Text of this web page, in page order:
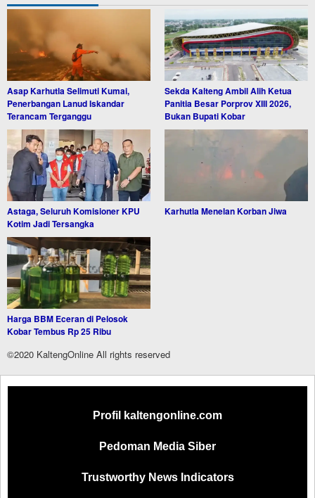
Asap Karhutla Selimuti Kumai,
Penerbangan Lanud Iskandar
Terancam Terganggu
Sekda Kalteng Ambil Alih Ketua
Panitia Besar Porprov XIII 2026,
Bukan Bupati Kobar
Astaga, Seluruh Komisioner KPU
Kotim Jadi Tersangka
Karhutla Menelan Korban Jiwa
Harga BBM Eceran di Pelosok
Kobar Tembus Rp 25 Ribu
©2020 KaltengOnline All rights reserved
Profil kaltengonline.com
Pedoman Media Siber
Trustworthy News Indicators